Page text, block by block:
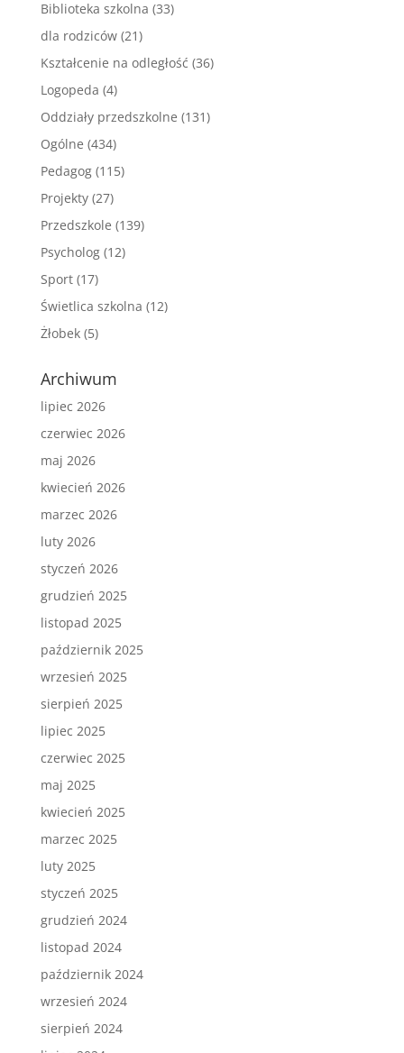
Biblioteka szkolna (33)
dla rodziców(21)
Kształcenie na odległość (36)
Logopeda (4)
Oddziały przedszkolne (131)
Ogólne (434)
Pedagog(115)
Projekty(27)
Przedszkole (139)
Psycholog(12)
Sport(17)
Świetlica szkolna (12)
Żłobek(5)
Archiwum
lipiec 2026
czerwiec 2026
maj 2026
kwiecień 2026
marzec 2026
luty 2026
styczeń 2026
grudzień 2025
listopad 2025
październik 2025
wrzesień 2025
sierpień 2025
lipiec 2025
czerwiec 2025
maj 2025
kwiecień 2025
marzec 2025
luty 2025
styczeń 2025
grudzień 2024
listopad 2024
październik 2024
wrzesień 2024
sierpień 2024